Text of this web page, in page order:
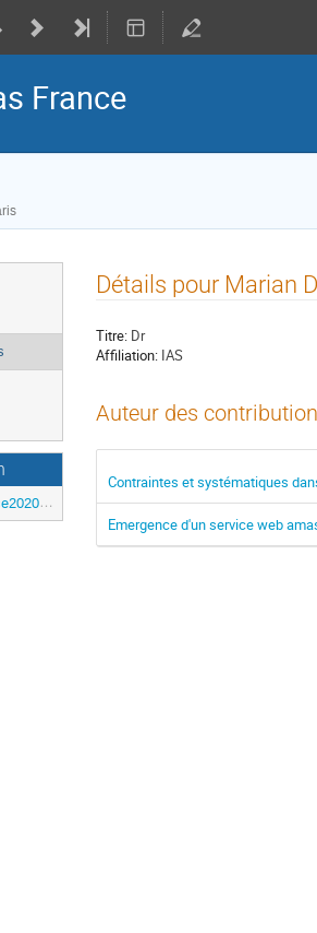
France
Détails pour Marian
Titre: Dr
Affiliation: IAS
Auteur des
Contraintes et systématiques
Emergence d'un service web